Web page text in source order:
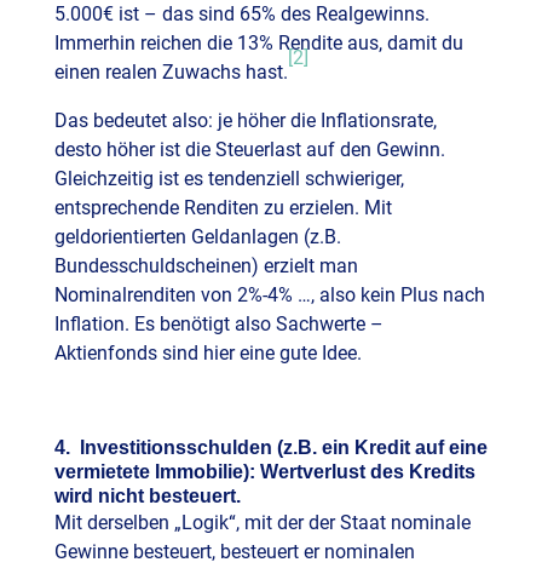
5.000€ ist – das sind 65% des Realgewinns.
Immerhin reichen die 13% Rendite aus, damit du
einen realen Zuwachs hast.
[2]
Das bedeutet also: je höher die Inflationsrate,
desto höher ist die Steuerlast auf den Gewinn.
Gleichzeitig ist es tendenziell schwieriger,
entsprechende Renditen zu erzielen. Mit
geldorientierten Geldanlagen (z.B.
Bundesschuldscheinen) erzielt man
Nominalrenditen von 2%-4% …, also kein Plus nach
Inflation. Es benötigt also Sachwerte –
Aktienfonds sind hier eine gute Idee.
4. Investitionsschulden (z.B. ein Kredit auf eine
vermietete Immobilie): Wertverlust des Kredits
wird nicht besteuert.
Mit derselben „Logik“, mit der der Staat nominale
Gewinne besteuert, besteuert er nominalen